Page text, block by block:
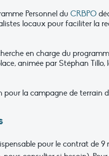
Personnel du CRBPO
locaux pour faciliter la
en charge du
animée par Stéphan Tillo,
pour la campagne de terrain
pour le contrat de